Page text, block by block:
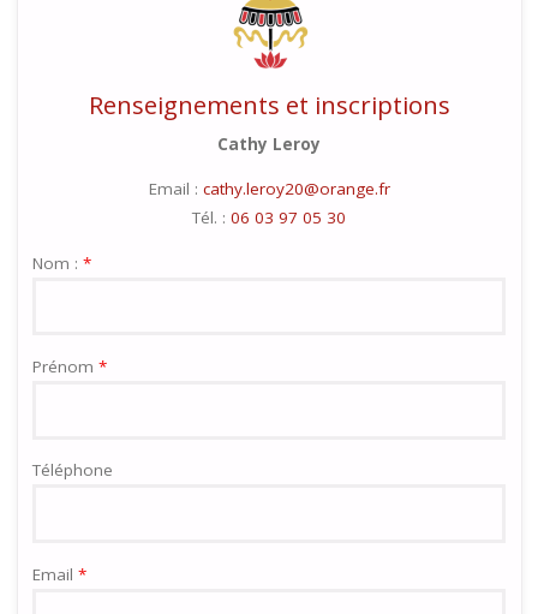
Renseignements et inscriptions
Cathy Leroy
Email : cathy.leroy20@orange.fr
Tél. : 06 03 97 05 30
Nom :*
Prénom*
Téléphone
Email*